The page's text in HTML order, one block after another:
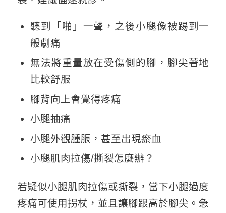
聽到「啪」一聲，之後小腿像被踢到一
般劇痛
無法將重量放在受傷側的腳，腳尖著地
比較舒服
腳背向上會覺得疼痛
小腿抽痛
小腿外觀腫脹，甚至出現瘀血
小腿肌肉拉傷/撕裂怎麼辦？
若疑似小腿肌肉拉傷或撕裂，當下小腿過度
疼痛可使用拐杖，並且讓腳跟高於腳尖。急